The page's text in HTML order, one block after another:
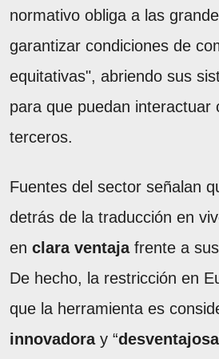
normativo obliga a las
garantizar condiciones de
equitativas", abriendo sus
para que puedan interactuar
terceros.
Fuentes del sector señalan
detrás de la traducción en
en clara ventajafrente a
De hecho, la restricción en
que la herramienta es
innovadoray “desventajosa